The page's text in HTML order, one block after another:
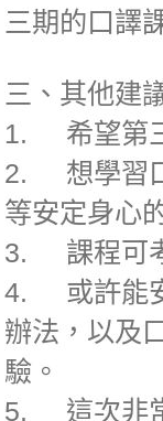
三期的口譯
三、其他建
1. 希望第三
2. 想學習口
等安定身心
3. 課程可
4. 或許能安
辦法，以及
驗。
5. 這次非常